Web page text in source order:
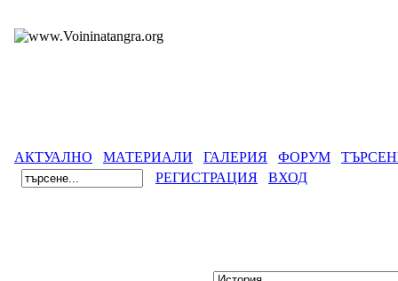
АКТУАЛНО МАТЕРИАЛИ ГАЛЕРИЯ ФОРУМ
РЕГИСТРАЦИЯ
ВХОД